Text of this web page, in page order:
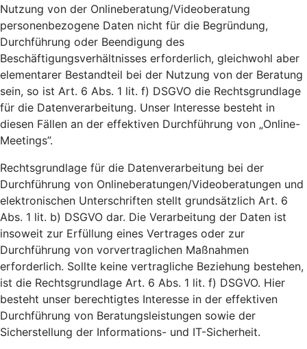
Nutzung von der Onlineberatung/Videoberatung
personenbezogene Daten nicht für die Begründung,
Durchführung oder Beendigung des
Beschäftigungsverhältnisses erforderlich, gleichwohl aber
elementarer Bestandteil bei der Nutzung von der Beratung
sein, so ist Art. 6 Abs. 1 lit. f) DSGVO die Rechtsgrundlage
für die Datenverarbeitung. Unser Interesse besteht in
diesen Fällen an der effektiven Durchführung von „Online-
Meetings”.
Rechtsgrundlage für die Datenverarbeitung bei der
Durchführung von Onlineberatungen/Videoberatungen und
elektronischen Unterschriften stellt grundsätzlich Art. 6
Abs. 1 lit. b) DSGVO dar. Die Verarbeitung der Daten ist
insoweit zur Erfüllung eines Vertrages oder zur
Durchführung von vorvertraglichen Maßnahmen
erforderlich. Sollte keine vertragliche Beziehung bestehen,
ist die Rechtsgrundlage Art. 6 Abs. 1 lit. f) DSGVO. Hier
besteht unser berechtigtes Interesse in der effektiven
Durchführung von Beratungsleistungen sowie der
Sicherstellung der Informations- und IT-Sicherheit.